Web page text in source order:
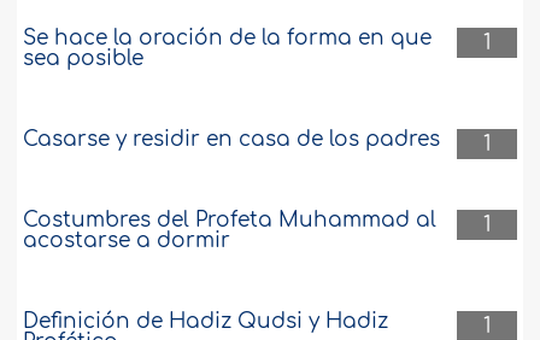
1
Se hace la oración de la forma en que
sea posible
1
Casarse y residir en casa de los padres
1
Costumbres del Profeta Muhammad al
acostarse a dormir
1
Definición de Hadiz Qudsi y Hadiz